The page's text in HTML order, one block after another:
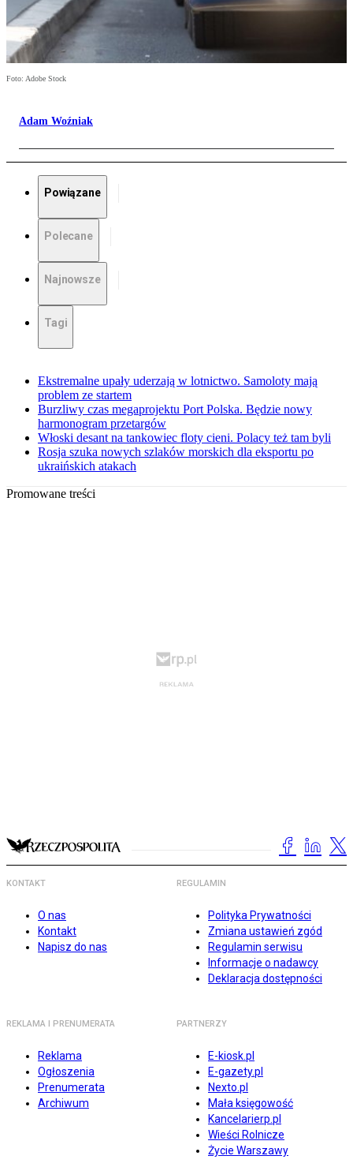
Foto: Adobe Stock
Adam Woźniak
Powiązane
Polecane
Najnowsze
Tagi
Ekstremalne upały uderzają w lotnictwo. Samoloty mają
problem ze startem
Burzliwy czas megaprojektu Port Polska. Będzie nowy
harmonogram przetargów
Włoski desant na tankowiec floty cieni. Polacy też tam byli
Rosja szuka nowych szlaków morskich dla eksportu po
ukraińskich atakach
Promowane treści
KONTAKT
O nas
Kontakt
Napisz do nas
REGULAMIN
Polityka Prywatności
Zmiana ustawień zgód
Regulamin serwisu
Informacje o nadawcy
Deklaracja dostępności
REKLAMA I PRENUMERATA
Reklama
Ogłoszenia
Prenumerata
Archiwum
PARTNERZY
E-kiosk.pl
E-gazety.pl
Nexto.pl
Mała księgowość
Kancelarierp.pl
Wieści Rolnicze
Życie Warszawy